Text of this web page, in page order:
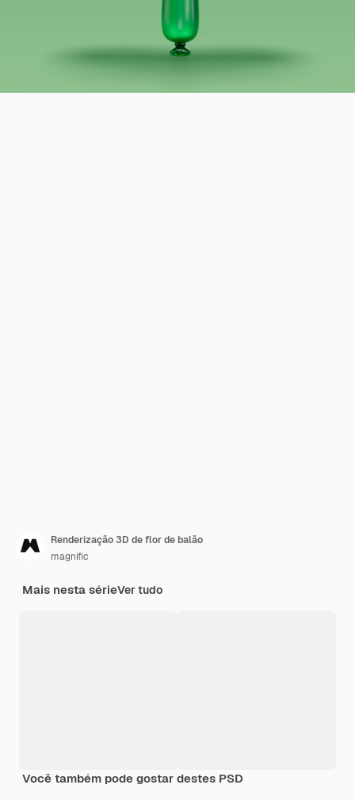
Renderização 3D de flor de balão
magnific
Mais nesta sérieVer tudo
Você também pode gostar destes PSD